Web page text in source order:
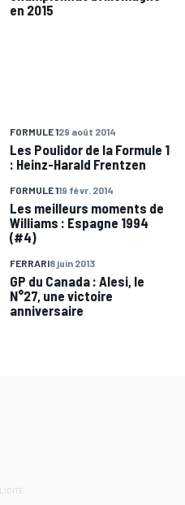
en 2015
FORMULE 129 août 2014
Les Poulidor de la Formule 1
: Heinz-Harald Frentzen
FORMULE 119 févr. 2014
Les meilleurs moments de
Williams : Espagne 1994
(#4)
FERRARI8 juin 2013
GP du Canada : Alesi, le
N°27, une victoire
anniversaire